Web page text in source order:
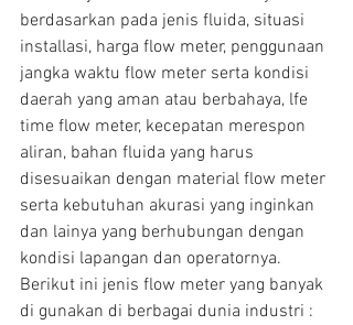
berdasarkan pada jenis fluida, situasi
installasi, harga flow meter, penggunaan
jangka waktu flow meter serta kondisi
daerah yang aman atau berbahaya, lfe
time flow meter, kecepatan merespon
aliran, bahan fluida yang harus
disesuaikan dengan material flow meter
serta kebutuhan akurasi yang inginkan
dan lainya yang berhubungan dengan
kondisi lapangan dan operatornya.
Berikut ini jenis flow meter yang banyak
di gunakan di berbagai dunia industri :